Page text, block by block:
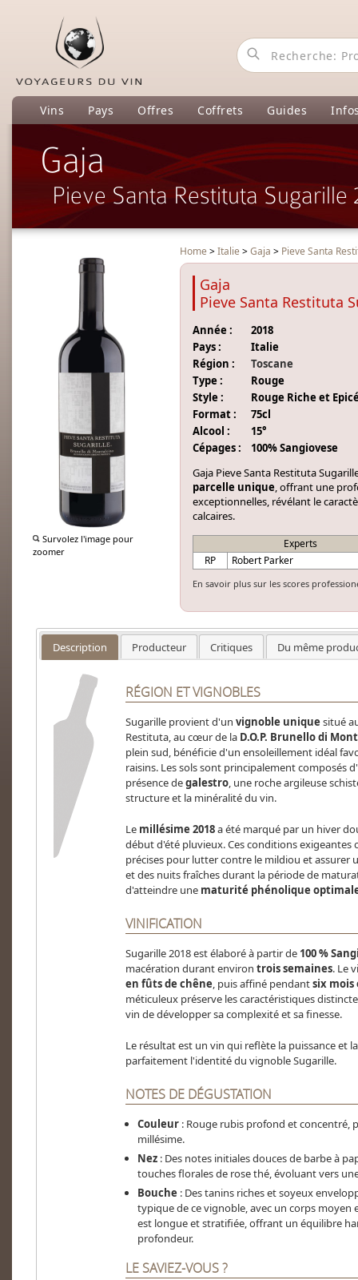
Vins Pays Offres Coffrets Guides
Gaja
Pieve Santa Restituta Sugarille
Survolez l'image pour
zoomer
Home >Italie >Gaja > Pieve Santa
Gaja
Pieve Santa Restituta
Année :
2018
Pays :
Italie
Région :
Toscane
Type :
Rouge
Style :
Rouge Riche et
Format :
75cl
Alcool :
15°
Cépages :
100% Sangiovese
Gaja Pieve Santa Restituta
parcelle unique, offrant une
exceptionnelles, révélant le
calcaires.
Experts
RP
Robert Parker
En savoir plus sur les scores
Description Producteur Critiques Du même
RÉGION ET VIGNOBLES
Sugarille provient d'un vignoble unique situé
Restituta, au cœur de la D.O.P. Brunello di
plein sud, bénéficie d'un ensoleillement idéal
raisins. Les sols sont principalement composés d'
présence degalestro, une roche argileuse
structure et la minéralité du vin.
Le millésime 2018a été marqué par un hiver
début d'été pluvieux. Ces conditions exigeantes
précises pour lutter contre le mildiou et assurer
et des nuits fraîches durant la période de
d'atteindre une maturité phénolique
VINIFICATION
Sugarille 2018 est élaboré à partir de 100 %
macération durant environ trois semaines. Le
en fûts de chêne, puis affiné pendantsix mois
méticuleux préserve les caractéristiques
vin de développer sa complexité et sa finesse.
Le résultat est un vin qui reflète la puissance et
parfaitement l'identité du vignoble Sugarille.
NOTES DE DÉGUSTATION
Couleur: Rouge rubis profond et concentré,
millésime.
Nez: Des notes initiales douces de barbe à
touches florales de rose thé, évoluant vers
Bouche : Des tanins riches et soyeux
typique de ce vignoble, avec un corps moyen
est longue et stratifiée, offrant un équilibre
profondeur.
LE SAVIEZ-VOUS ?